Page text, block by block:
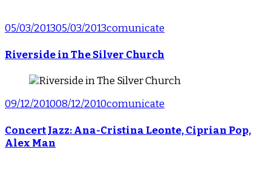
05/03/201305/03/2013comunicate
Riverside in The Silver Church
09/12/201008/12/2010comunicate
Concert Jazz: Ana-Cristina Leonte, Ciprian Pop,
Alex Man